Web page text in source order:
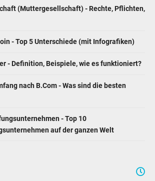
(Muttergesellschaft) - Rechte, Pflichten,
- Top 5 Unterschiede (mit Infografiken)
- Definition, Beispiele, wie es funktioniert?
nach B.Com - Was sind die besten
- Top 10
auf der ganzen Welt